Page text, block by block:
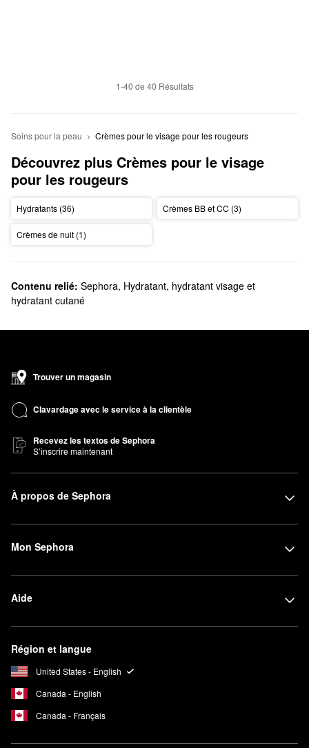
1-40 de 40 Résultats
Soins pour la peau Crèmes pour le visage pour les rougeurs
Découvrez plus Crèmes pour le visage
pour les rougeurs
Hydratants (36) Crèmes BB et CC (3)
Crèmes de nuit (1)
Contenu relié: Sephora, Hydratant, hydratant visage et
hydratant cutané
Trouver un magasin
Clavardage avec le service à la clientèle
Recevez les textos de Sephora
S’inscrire maintenant
À propos de Sephora
Mon Sephora
Aide
Région et langue
United States - English
Canada - English
Canada - Français